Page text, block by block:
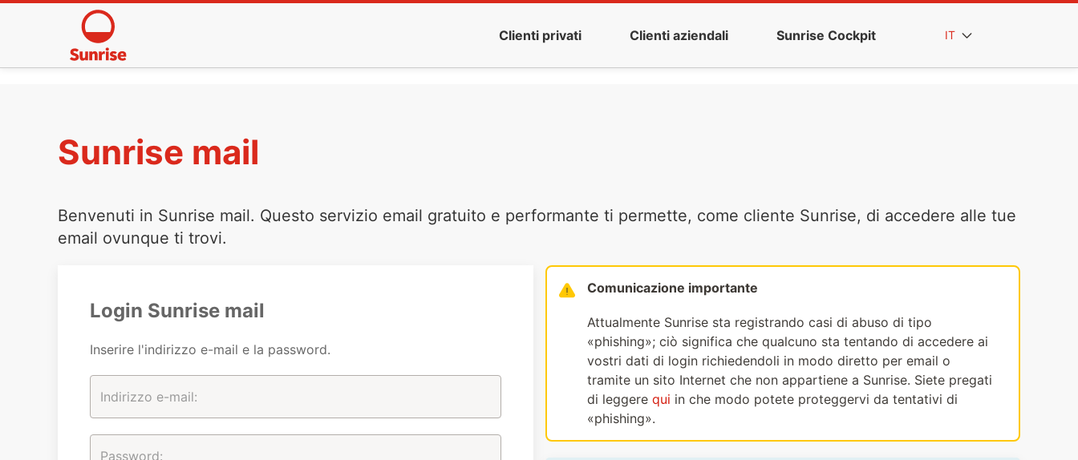
Clienti privati Clienti aziendali Sunrise Cockpit IT
Sunrise mail
Benvenuti in Sunrise mail. Questo servizio email gratuito e performante ti permette, come cliente Sunrise, di accedere alle tue
email ovunque ti trovi.
Login Sunrise mail
Inserire l'indirizzo e-mail e la password.
Comunicazione importante
Attualmente Sunrise sta registrando casi di abuso di tipo
«phishing»; ciò significa che qualcuno sta tentando di accedere ai
vostri dati di login richiedendoli in modo diretto per email o
tramite un sito Internet che non appartiene a Sunrise. Siete pregati
di leggere qui in che modo potete proteggervi da tentativi di
«phishing».